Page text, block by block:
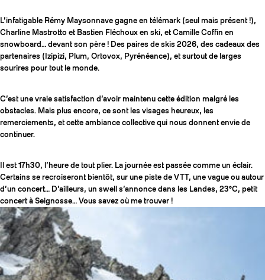
L’infatigable Rémy Maysonnave gagne en télémark (seul mais présent !),
Charline Mastrotto et Bastien Fléchoux en ski, et Camille Coffin en
snowboard… devant son père ! Des paires de skis 2026, des cadeaux des
partenaires (Izipizi, Plum, Ortovox, Pyrénéance), et surtout de larges
sourires pour tout le monde.
C’est une vraie satisfaction d’avoir maintenu cette édition malgré les
obstacles. Mais plus encore, ce sont les visages heureux, les
remerciements, et cette ambiance collective qui nous donnent envie de
continuer.
Il est 17h30, l’heure de tout plier. La journée est passée comme un éclair.
Certains se recroiseront bientôt, sur une piste de VTT, une vague ou autour
d’un concert… D’ailleurs, un swell s’annonce dans les Landes, 23°C, petit
concert à Seignosse… Vous savez où me trouver !